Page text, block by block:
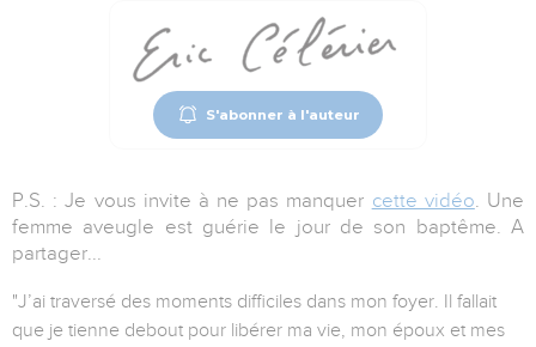
S'abonner à l'auteur
P.S. : Je vous invite à ne pas manquer cette vidéo. Une
femme aveugle est guérie le jour de son baptême. A
partager...
"J’ai traversé des moments difficiles dans mon foyer. Il fallait
que je tienne debout pour libérer ma vie, mon époux et mes